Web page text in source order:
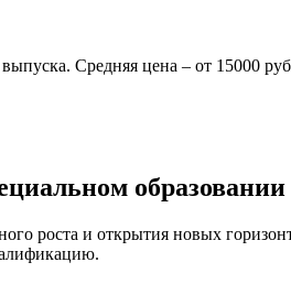
Средняя цена – от 15000
образовании
роста и открытия новых